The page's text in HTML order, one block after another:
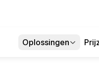
Oplossingen